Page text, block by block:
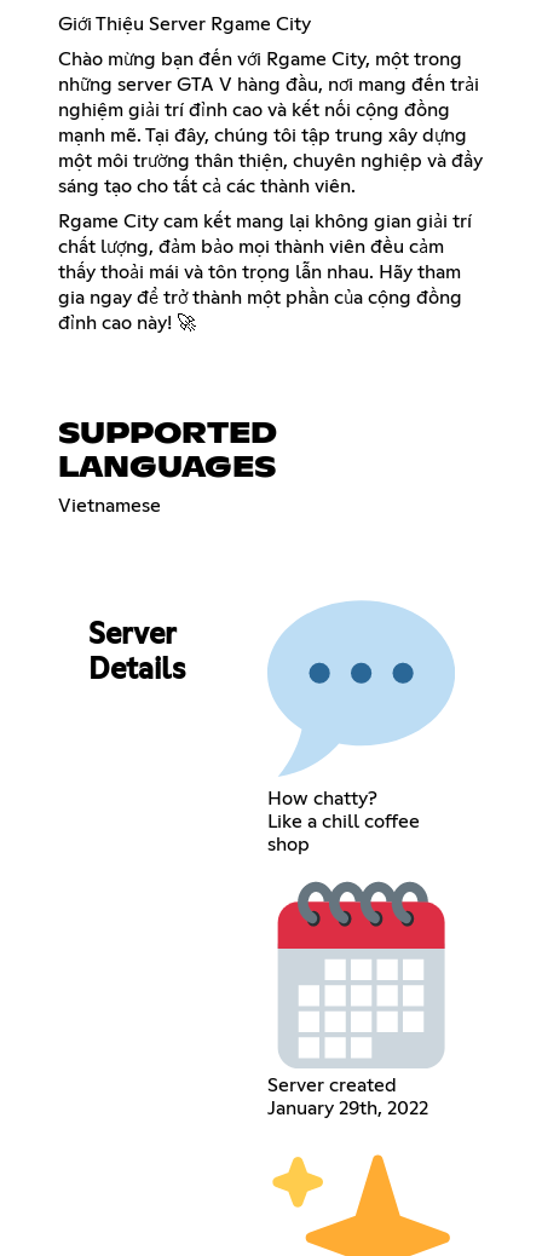
Giới Thiệu Server Rgame City
Chào mừng bạn đến với Rgame City, một trong
những server GTA V hàng đầu, nơi mang đến trải
nghiệm giải trí đỉnh cao và kết nối cộng đồng
mạnh mẽ. Tại đây, chúng tôi tập trung xây dựng
một môi trường thân thiện, chuyên nghiệp và đầy
sáng tạo cho tất cả các thành viên.
Rgame City cam kết mang lại không gian giải trí
chất lượng, đảm bảo mọi thành viên đều cảm
thấy thoải mái và tôn trọng lẫn nhau. Hãy tham
gia ngay để trở thành một phần của cộng đồng
đỉnh cao này! 🚀
SUPPORTED
LANGUAGES
Vietnamese
Server
Details
How chatty?
Like a chill coffee
shop
Server created
January 29th, 2022